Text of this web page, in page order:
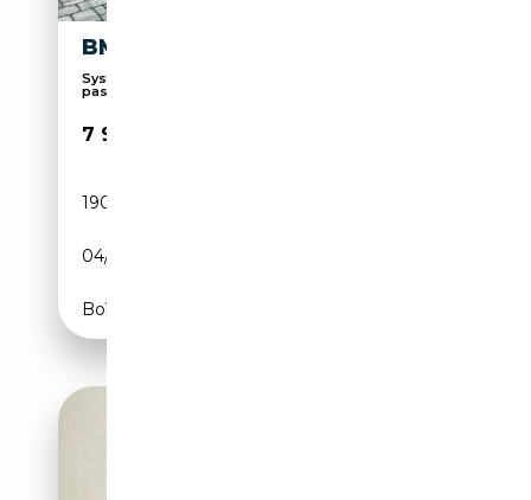
BMW X3 XDRIVE 20D
Système d'avertissement de distance, Airbag
passag...
7 900€
190 000 km
04/2011
Boîte automatique